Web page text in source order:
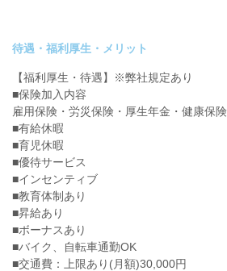
待遇・福利厚生・メリット
【福利厚生・待遇】※弊社規定あり
■保険加入内容
雇用保険・労災保険・厚生年金・健康保険
■有給休暇
■育児休暇
■優待サービス
■インセンティブ
■教育体制あり
■昇給あり
■ボーナスあり
■バイク、自転車通勤OK
■交通費：上限あり(月額)30,000円